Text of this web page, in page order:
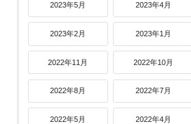
2023年5月 2023年4月
2023年2月 2023年1月
2022年11月 2022年10月
2022年8月 2022年7月
2022年5月 2022年4月